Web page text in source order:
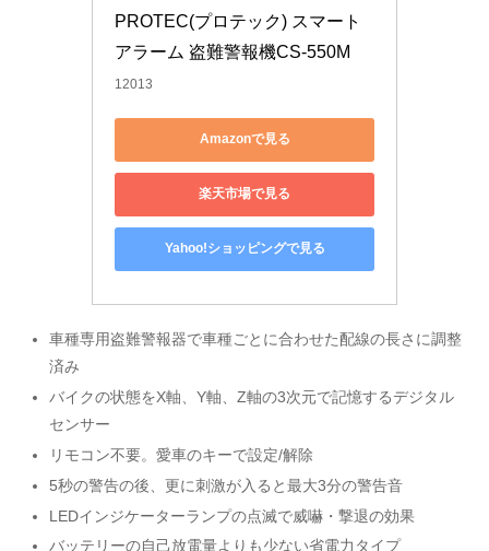
PROTEC(プロテック) スマート
アラーム 盗難警報機CS-550M
12013
Amazonで見る
楽天市場で見る
Yahoo!ショッピングで見る
車種専用盗難警報器で車種ごとに合わせた配線の長さに調整
済み
バイクの状態をX軸、Y軸、Z軸の3次元で記憶するデジタル
センサー
リモコン不要。愛車のキーで設定/解除
5秒の警告の後、更に刺激が入ると最大3分の警告音
LEDインジケーターランプの点滅で威嚇・撃退の効果
バッテリーの自己放電量よりも少ない省電力タイプ